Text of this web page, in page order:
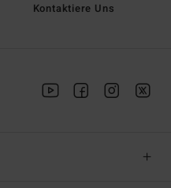
Kontaktiere Uns